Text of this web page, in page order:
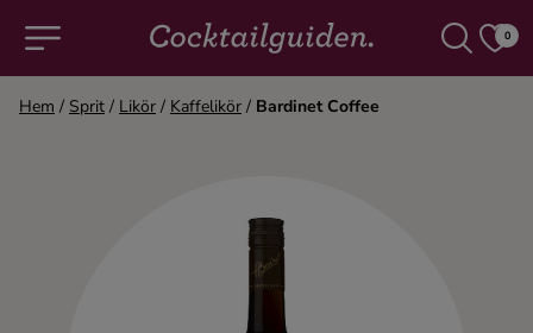
0
Alla cocktails & drinkar
Hem / Sprit / Likör / Kaffelikör / Bardinet Coffee